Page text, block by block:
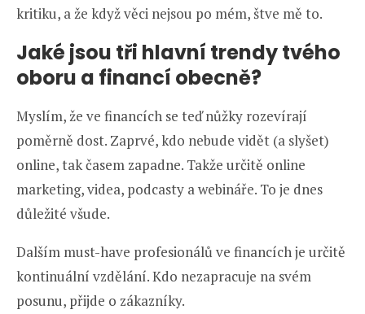
kritiku, a že když věci nejsou po mém, štve mě to.
Jaké jsou tři hlavní trendy tvého
oboru a financí obecně?
Myslím, že ve financích se teď nůžky rozevírají
poměrně dost. Zaprvé, kdo nebude vidět (a slyšet)
online, tak časem zapadne. Takže určitě online
marketing, videa, podcasty a webináře. To je dnes
důležité všude.
Dalším must-have profesionálů ve financích je určitě
kontinuální vzdělání. Kdo nezapracuje na svém
posunu, přijde o zákazníky.